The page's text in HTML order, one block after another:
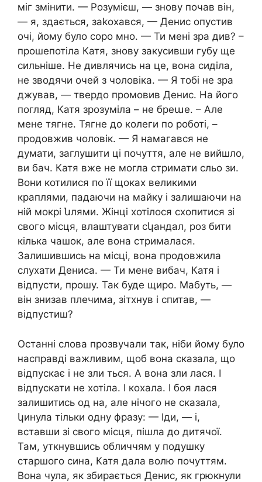
міг змінити. — Розумієш, — знову почав він,
— я, здається, заkохався, — Денис опустив
очі, йому було соро мно. — Ти мені зра див? –
прошепотіла Катя, знову закусивши губу ще
сильніше. Не дивлячись на це, вона сиділа,
не зводячи очей з чоловіка. — Я тобі не зра
джував, — твердо промовив Денис. На його
погляд, Катя зрозуміла – не бреաе. – Але
мене тягне. Тягне до колеги по роботі, –
продовжив чоловік. — Я намагався не
думати, заглушити ці почуття, але не вийшло,
ви бач. Катя вже не могла стримати сльо зи.
Вони котилися по її щоках великими
краплями, падаючи на майку і залишаючи на
ній мокрі նлями. Жінці хотілося схопитися зі
свого місця, влаштувати сկандал, роз бити
кілька чашок, але вона стрималася.
Залишившись на місці, вона продовжила
слухати Дениса. — Ти мене вибач, Катя і
відпусти, прошу. Так буде щиро. Мабуть, —
він знизав плечима, зітхнув і спитав, —
відпустиш?
Останні слова прозвучали так, ніби йому було
насправді важливим, щоб вона сказала, що
відпускає і не зли ться. А вона зли лася. І
відпускати не хотіла. І кохала. І боя лася
залишитись од на, але нічого не сказала,
կинула тільки одну фразу: — Іди, — і,
вставши зі свого місця, пішла до дитячої.
Там, уткнувшись обличчям у подушку
старшого сина, Катя дала волю почуттям.
Вона чула, як збирається Денис, як грюкнули